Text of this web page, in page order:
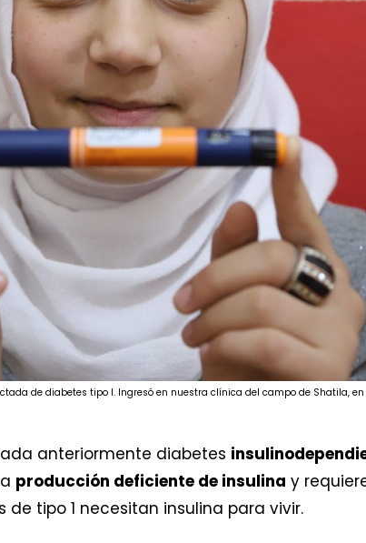
de diabetes tipo I. Ingresó en nuestra clínica del campo de Shatila,
anteriormente diabetes
producción deficiente de insulina y
tipo 1 necesitan insulina para vivir.